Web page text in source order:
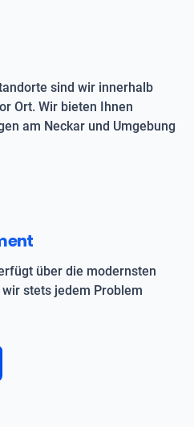
sind wir innerhalb
Ort. Wir bieten Ihnen
am Neckar und Umgebung
über die modernsten
stets jedem Problem